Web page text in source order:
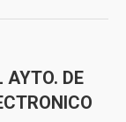
AYTO. DE